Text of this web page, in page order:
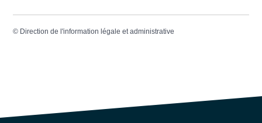
© Direction de l'information légale et administrative